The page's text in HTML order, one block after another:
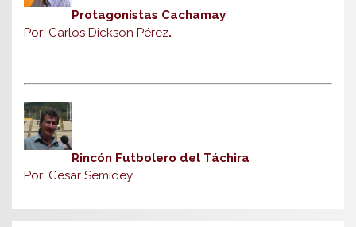
Protagonistas Cachamay
Por: Carlos Dickson Pérez.
Rincón Futbolero del Táchira
Por: Cesar Semidey.